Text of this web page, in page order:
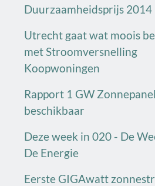
Duurzaamheidsprijs 2014
Utrecht gaat wat moois
met Stroomversnelling
Koopwoningen
Rapport 1 GW
beschikbaar
Deze week in 020 - De
De Energie
Eerste GIGAwatt